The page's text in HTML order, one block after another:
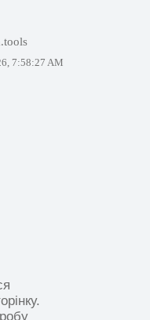
7:58:27 AM